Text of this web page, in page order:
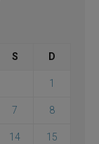
S D
1
7 8
14 15